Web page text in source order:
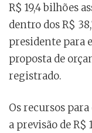
R$ 19,4 bilhões
dentro dos R$
presidente para
proposta de
registrado.
Os recursos
a previsão de R$